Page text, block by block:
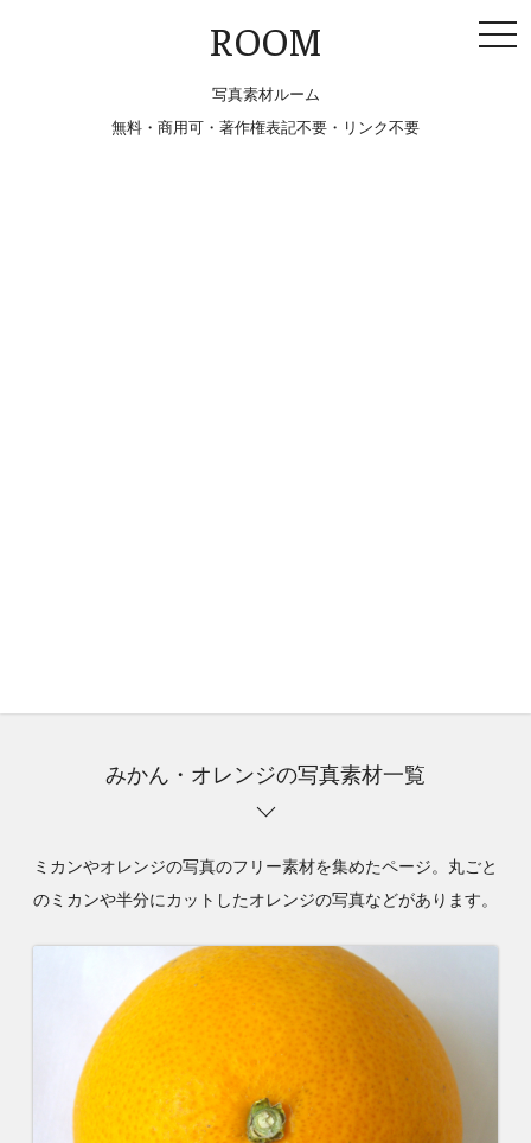
ROOM
写真素材ルーム
無料・商用可・著作権表記不要・リンク不要
みかん・オレンジの写真素材一覧
ミカンやオレンジの写真のフリー素材を集めたページ。丸ごと
のミカンや半分にカットしたオレンジの写真などがあります。